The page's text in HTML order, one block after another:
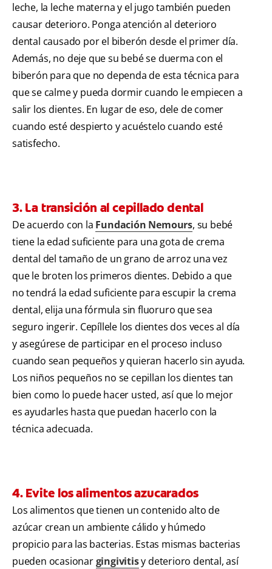
leche, la leche materna y el jugo también pueden
causar deterioro. Ponga atención al deterioro
dental causado por el biberón desde el primer día.
Además, no deje que su bebé se duerma con el
biberón para que no dependa de esta técnica para
que se calme y pueda dormir cuando le empiecen a
salir los dientes. En lugar de eso, dele de comer
cuando esté despierto y acuéstelo cuando esté
satisfecho.
3. La transición al cepillado dental
De acuerdo con la Fundación Nemours, su bebé
tiene la edad suficiente para una gota de crema
dental del tamaño de un grano de arroz una vez
que le broten los primeros dientes. Debido a que
no tendrá la edad suficiente para escupir la crema
dental, elija una fórmula sin fluoruro que sea
seguro ingerir. Cepíllele los dientes dos veces al día
y asegúrese de participar en el proceso incluso
cuando sean pequeños y quieran hacerlo sin ayuda.
Los niños pequeños no se cepillan los dientes tan
bien como lo puede hacer usted, así que lo mejor
es ayudarles hasta que puedan hacerlo con la
técnica adecuada.
4. Evite los alimentos azucarados
Los alimentos que tienen un contenido alto de
azúcar crean un ambiente cálido y húmedo
propicio para las bacterias. Estas mismas bacterias
pueden ocasionargingivitisy deterioro dental, así